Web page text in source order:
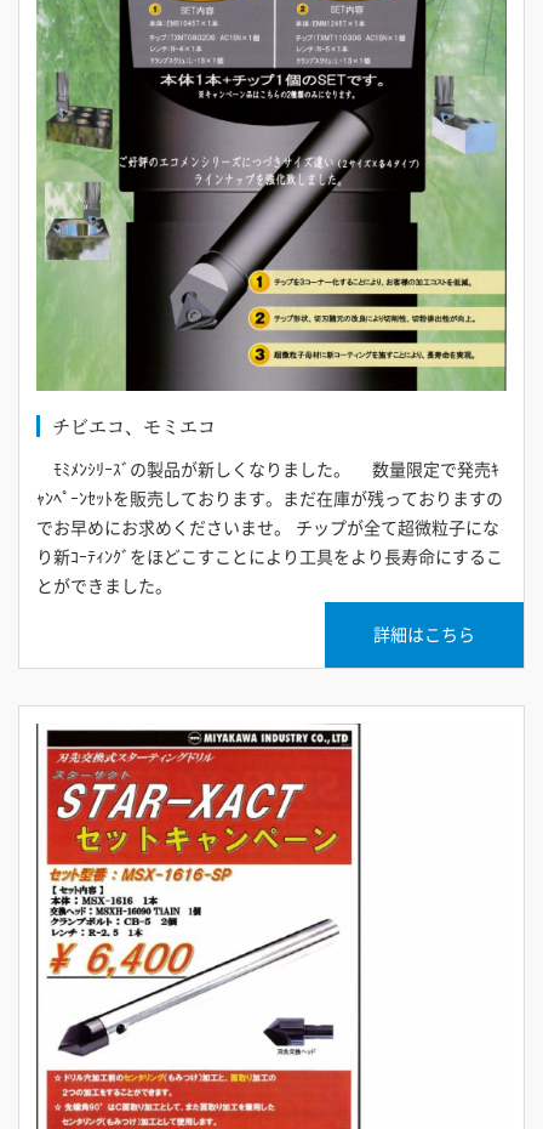
チビエコ、モミエコ
ﾓﾐﾒﾝｼﾘｰｽﾞの製品が新しくなりました。 数量限定で発売ｷ
ｬﾝﾍﾟｰﾝｾｯﾄを販売しております。まだ在庫が残っておりますの
でお早めにお求めくださいませ。 チップが全て超微粒子にな
り新ｺｰﾃｨﾝｸﾞをほどこすことにより工具をより長寿命にするこ
とができました。
詳細はこちら